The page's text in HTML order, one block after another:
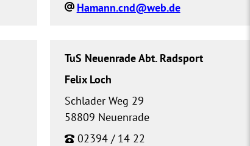
Hamann.cnd@web.de
TuS Neuenrade Abt. Radsport
Schlader Weg 29
58809 Neuenrade
02394 / 14 22
Felix Loch